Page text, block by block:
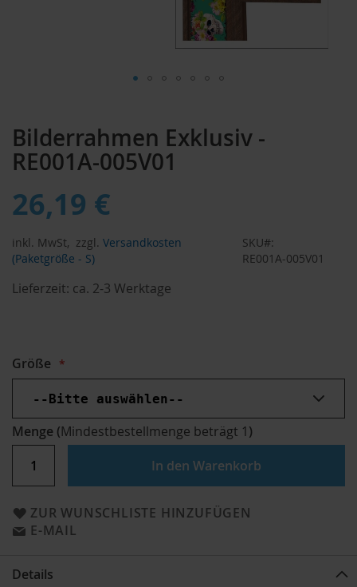
Bilderrahmen Exklusiv -
RE001A-005V01
26,19 €
inkl. MwSt, zzgl. Versandkosten
(Paketgröße - S)
SKU
RE001A-005V01
Lieferzeit: ca. 2-3 Werktage
Größe
Menge (Mindestbestellmenge beträgt 1)
In den Warenkorb
ZUR WUNSCHLISTE HINZUFÜGEN
E-MAIL
der
Bildergalerie
springen
Details